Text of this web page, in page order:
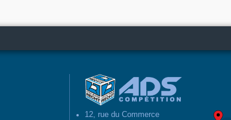
12, rue du Commerce